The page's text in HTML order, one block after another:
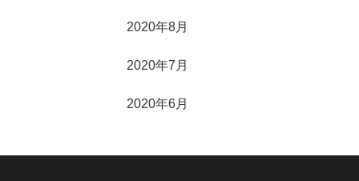
2020年8月
2020年7月
2020年6月